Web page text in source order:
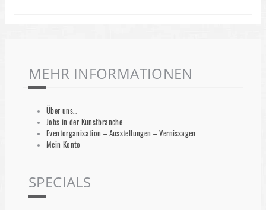
MEHR INFORMATIONEN
Über uns…
Jobs in der Kunstbranche
Eventorganisation – Ausstellungen – Vernissagen
Mein Konto
SPECIALS